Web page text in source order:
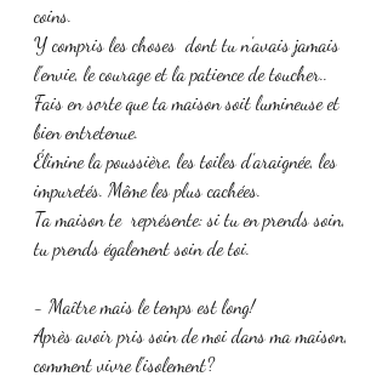
coins.
Y compris les choses  dont tu n'avais jamais
l'envie, le courage et la patience de toucher..
Fais en sorte que ta maison soit lumineuse et
bien entretenue.
Élimine la poussière, les toiles d'araignée, les
impuretés. Même les plus cachées.
Ta maison te  représente: si tu en prends soin,
tu prends également soin de toi.
- Maître mais le temps est long!
Après avoir pris soin de moi dans ma maison,
comment vivre l'isolement?